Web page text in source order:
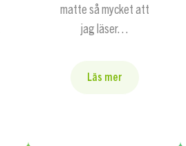
matte så mycket att
jag läser…
Läs mer